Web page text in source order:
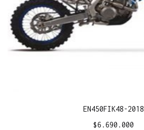
EN450FIK48-2018
$6.690.000